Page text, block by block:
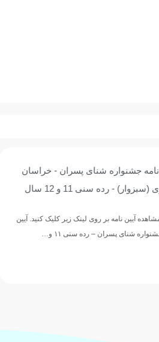
آغاز اردوی آماده‌سازی تیم ملی
ایران در روسیه / اردوی مشترک
تیم ملی واترپلوی بزرگسالان ایران در